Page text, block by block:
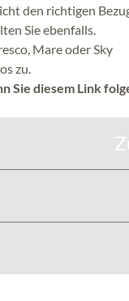
den richtigen
Sie ebenfalls.
Mare oder Sky
zu.
Sie diesem Link